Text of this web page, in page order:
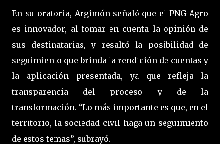
En su oratoria, Argimón señaló que el PNG Agro
es innovador, al tomar en cuenta la opinión de
sus destinatarias, y resaltó la posibilidad de
seguimiento que brinda la rendición de cuentas y
la aplicación presentada, ya que refleja la
transparencia del proceso y de la
transformación. “Lo más importante es que, en el
territorio, la sociedad civil haga un seguimiento
de estos temas”, subrayó.